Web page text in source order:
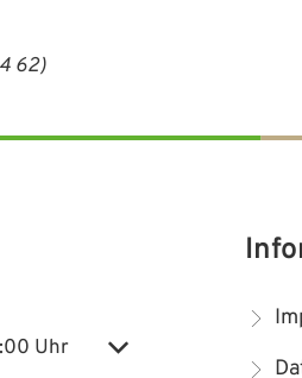
62)
Schließzeiten auszublenden
Uhr Von 07:00 bis 12:00 Uhr